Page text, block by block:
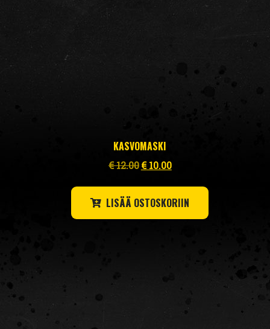
KASVOMASKI
€12.00Alkuperäinen
€ 12.00.
€10.00Nykyinen
€ 10.00.
LISÄÄ OSTOSKORIIN